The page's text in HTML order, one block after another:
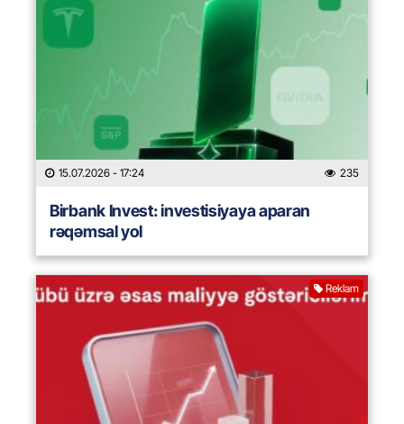
15.07.2026 - 17:24 235
Birbank Invest: investisiyaya aparan
rəqəmsal yol
Reklam